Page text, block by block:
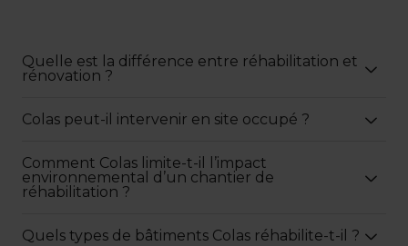
Quelle est la différence entre réhabilitation et
rénovation ?
Colas peut-il intervenir en site occupé ?
Comment Colas limite-t-il l’impact
environnemental d’un chantier de
réhabilitation ?
Quels types de bâtiments Colas réhabilite-t-il ?